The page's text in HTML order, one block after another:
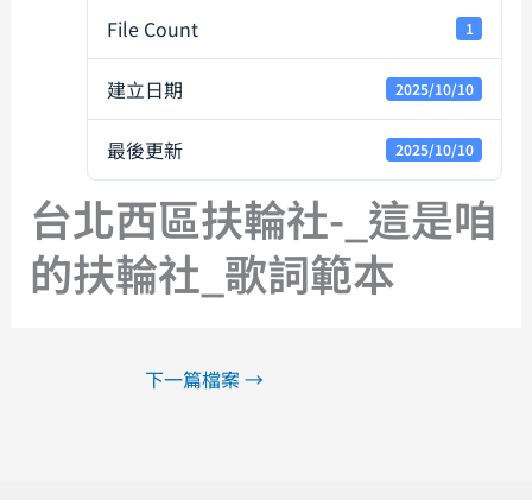
File Count 1
建立日期 2025/10/10
最後更新 2025/10/10
台北西區扶輪社-_這是咱
的扶輪社_歌詞範本
下一篇檔案→